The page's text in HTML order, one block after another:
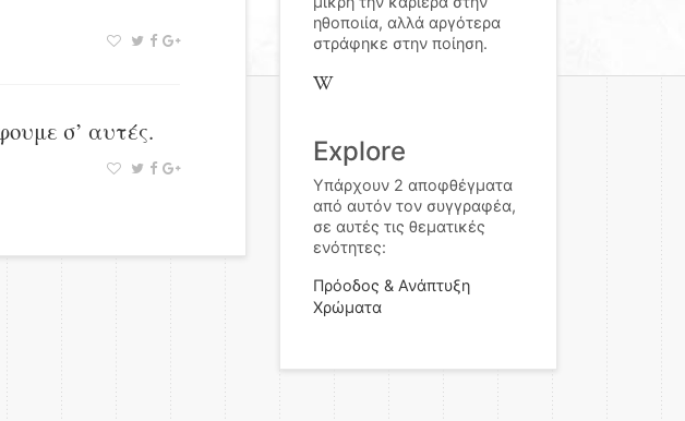
σ’ αυτές.
ηθοποιία, αλλά αργότερα
στράφηκε στην ποίηση.
Explore
Υπάρχουν 2 αποφθέγματα
από αυτόν τον συγγραφέα,
σε αυτές τις θεματικές
ενότητες:
Πρόοδος & Ανάπτυξη
Χρώματα